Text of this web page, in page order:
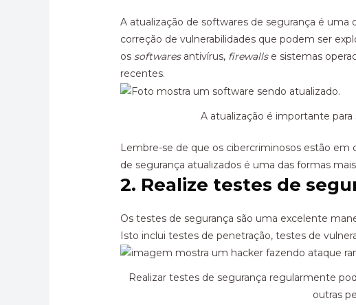
A atualização de softwares de segurança é
correção de vulnerabilidades que podem ser
ossoftwaresantivírus, firewalls e sistemas
recentes.
A atualização é importante
Lembre-se de que os cibercriminosos estão
de segurança atualizados é uma das formas
2. Realize testes de
Os testes de segurança são uma excelente
Isto inclui testes de penetração, testes de
Realizar testes de segurança regularmente
outras